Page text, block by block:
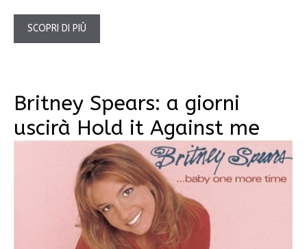
SCOPRI DI PIÙ
Britney Spears: a giorni
uscirà Hold it Against me